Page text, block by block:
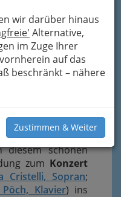
wir darüber hinaus
Alternative,
im Zuge Ihrer
auf das
beschränkt – nähere
Zustimmen & Weiter
diesem schönen
zum Konzert
Cristelli, Sopran;
Klavier) ins